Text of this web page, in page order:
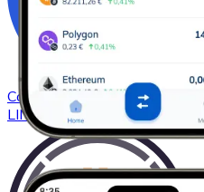
ComprarChainlink con
LINK